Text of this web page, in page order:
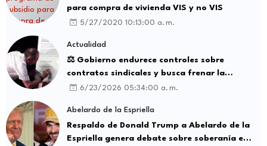
para compra de vivienda VIS y no VIS
5/27/2020 10:13:00 a. m.
Actualidad
⚖️ Gobierno endurece controles sobre
contratos sindicales y busca frenar la
intermediación laboral ilegal
6/23/2026 05:34:00 a. m.
Abelardo de la Espriella
Respaldo de Donald Trump a Abelardo de la
Espriella genera debate sobre soberanía e